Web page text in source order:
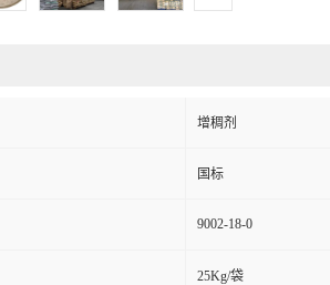
增稠剂
国标
9002-18-0
25Kg/袋